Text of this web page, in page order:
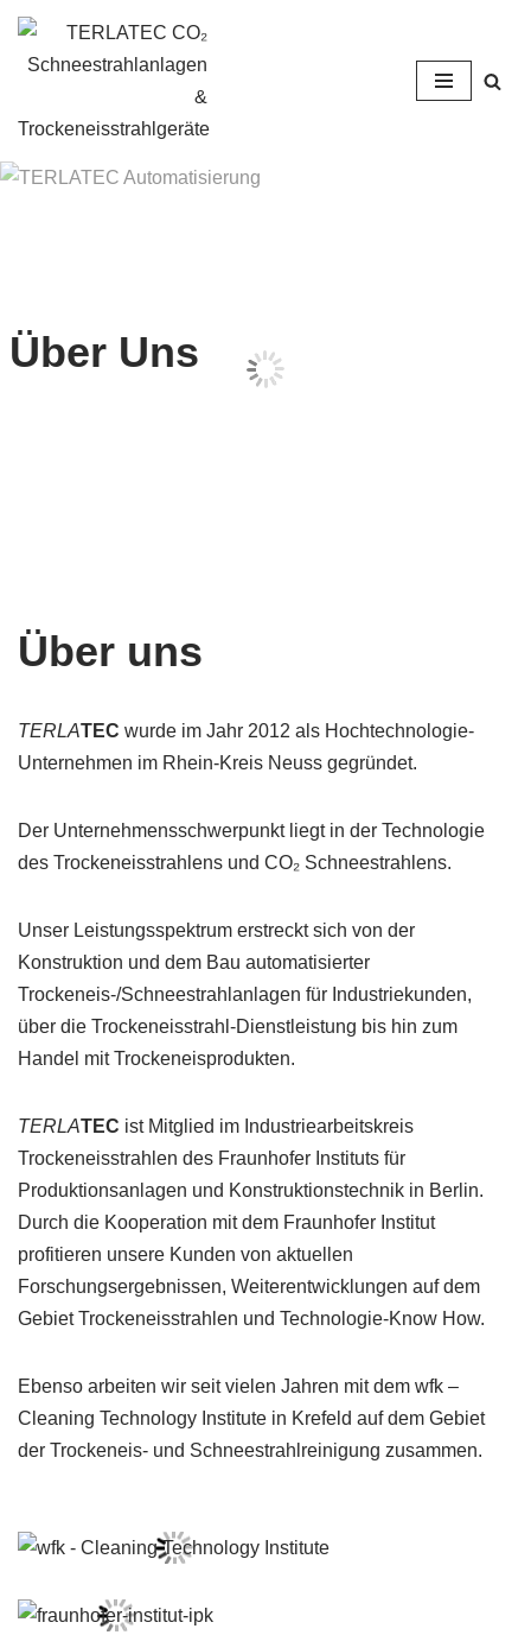
Zum
springen
Über Uns
Über uns
TERLATEC wurde im Jahr 2012 als Hochtechnologie-
Unternehmen im Rhein-Kreis Neuss gegründet.
Der Unternehmensschwerpunkt liegt in der Technologie
des Trockeneisstrahlens und CO₂ Schneestrahlens.
Unser Leistungsspektrum erstreckt sich von der
Konstruktion und dem Bau automatisierter
Trockeneis-/Schneestrahlanlagen für Industriekunden,
über die Trockeneisstrahl-Dienstleistung bis hin zum
Handel mit Trockeneisprodukten.
TERLATEC ist Mitglied im Industriearbeitskreis
Trockeneisstrahlen des Fraunhofer Instituts für
Produktionsanlagen und Konstruktionstechnik in Berlin.
Durch die Kooperation mit dem Fraunhofer Institut
profitieren unsere Kunden von aktuellen
Forschungsergebnissen, Weiterentwicklungen auf dem
Gebiet Trockeneisstrahlen und Technologie-Know How.
Ebenso arbeiten wir seit vielen Jahren mit dem wfk –
Cleaning Technology Institute in Krefeld auf dem Gebiet
der Trockeneis- und Schneestrahlreinigung zusammen.